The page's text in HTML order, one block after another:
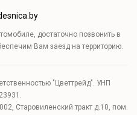
достаточно позвонить в
Вам заезд на территорию.
"Цветтрейд". УНП
Старовиленский тракт д.10, пом.